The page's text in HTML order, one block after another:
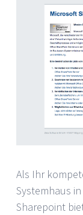
Als Ihr
Systemhaus
Sharepoint